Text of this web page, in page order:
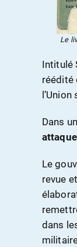
Le
Intitulé
réédité
Dans
Le
revue
dans